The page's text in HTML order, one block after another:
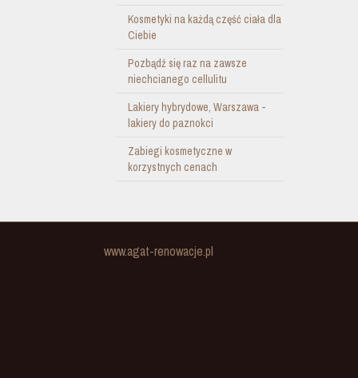
Kosmetyki na każdą część ciała dla
Ciebie
Pozbądź się raz na zawsze
niechcianego cellulitu
Lakiery hybrydowe, Warszawa -
lakiery do paznokci
Zabiegi kosmetyczne w
korzystnych cenach
www.agat-renowacje.pl